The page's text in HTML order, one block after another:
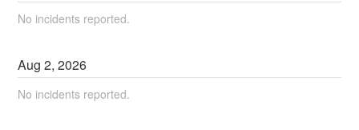
No incidents reported.
Aug2,2026
No incidents reported.